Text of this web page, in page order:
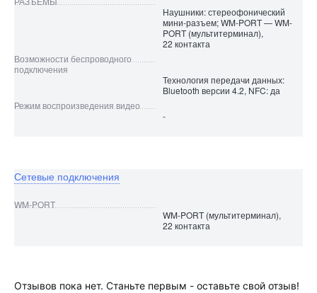
Наушники: стереофонический
мини-разъем; WM-PORT — WM-
PORT (мультитерминал),
22 контакта
Возможности беспроводного
подключения
Технология передачи данных:
Bluetooth версии 4.2, NFC: да
Режим воспроизведения видео
-
Сетевые подключения
WM-PORT
WM-PORT (мультитерминал),
22 контакта
Отзывов пока нет. Станьте первым - оставьте свой отзыв!